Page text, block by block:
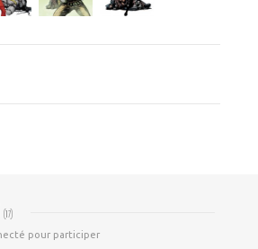
(17)
pour participer